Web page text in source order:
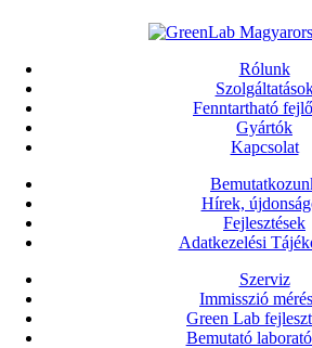
Rólunk
Fenntartható
Gyártók
Kapcsolat
Hírek,
Fejlesztések
Adatkezelési
Szerviz
Immisszió
Green Lab
Bemutató